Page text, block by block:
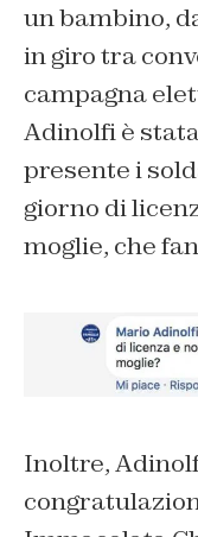
un bambino,
in giro tra
campagna
Adinolfi è
presente i
giorno di
moglie, che
Inoltre,